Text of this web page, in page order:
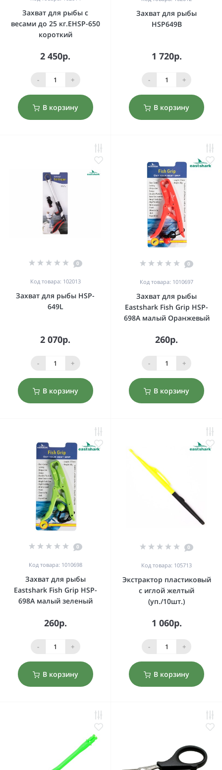
Захват для рыбы с
весами до 25 кг.EHSP-650
короткий
2 450р.
- +
В корзину
Захват для рыбы
HSP649B
1 720р.
- +
В корзину
0
Код товара: 102013
Захват для рыбы HSP-
649L
2 070р.
- +
В корзину
0
Код товара: 1010697
Захват для рыбы
Eastshark Fish Grip HSP-
698A малый Оранжевый
260р.
- +
В корзину
0
Код товара: 1010698
Захват для рыбы
Eastshark Fish Grip HSP-
698A малый зеленый
260р.
- +
В корзину
0
Код товара: 105713
Экстрактор пластиковый
с иглой желтый
(уп./10шт.)
1 060р.
- +
В корзину